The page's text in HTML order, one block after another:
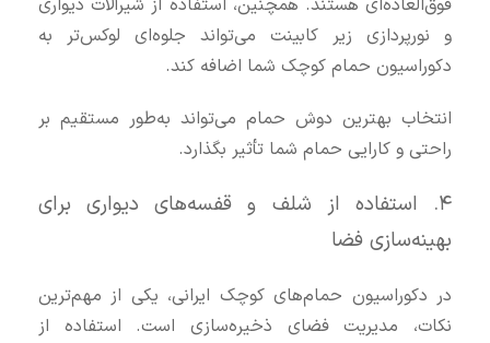
فوق‌العاده‌ای هستند. همچنین، استفاده از شیرآلات دیواری
و نورپردازی زیر کابینت می‌تواند جلوه‌ای لوکس‌تر به
دکوراسیون حمام کوچک شما اضافه کند.
انتخاب بهترین دوش حمام می‌تواند به‌طور مستقیم بر
راحتی و کارایی حمام شما تأثیر بگذارد.
۴. استفاده از شلف و قفسه‌های دیواری برای
بهینه‌سازی فضا
در دکوراسیون حمام‌های کوچک ایرانی، یکی از مهم‌ترین
نکات، مدیریت فضای ذخیره‌سازی است. استفاده از